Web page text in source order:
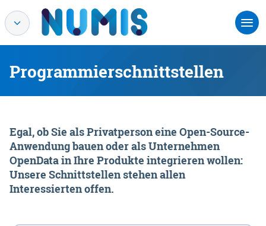
Programmierschnittstellen
Egal, ob Sie als Privatperson eine Open-Source-
Anwendung bauen oder als Unternehmen
OpenData in Ihre Produkte integrieren wollen:
Unsere Schnittstellen stehen allen
Interessierten offen.